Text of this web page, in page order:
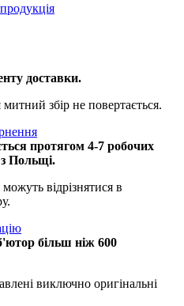
доставки.
збір не повертається.
протягом 4-7 робочих
з Польщі.
відрізнятися в
більш ніж 600
виключно оригінальні